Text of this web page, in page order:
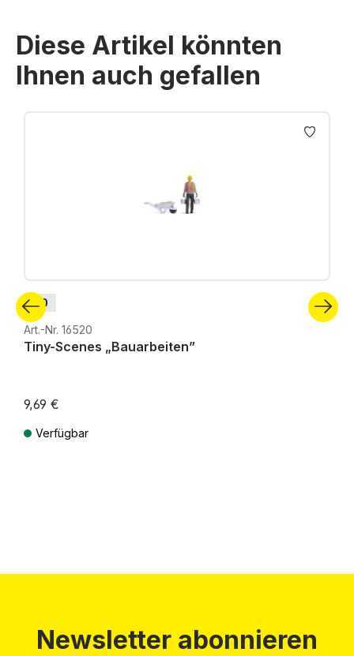
Diese Artikel könnten
Ihnen auch gefallen
Produktgalerie überspringen
H0
Art.-Nr. 16520
Tiny-Scenes „Bauarbeiten”
9,69 €
Verfügbar
Newsletter abonnieren